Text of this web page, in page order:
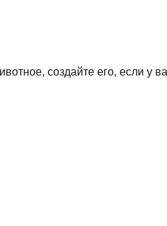
создайте его, если у